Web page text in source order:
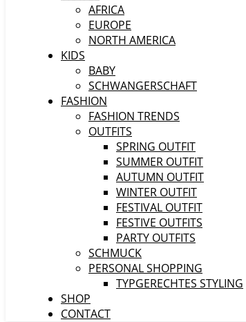
AFRICA
EUROPE
NORTH AMERICA
KIDS
BABY
SCHWANGERSCHAFT
FASHION
FASHION TRENDS
OUTFITS
SPRING OUTFIT
SUMMER OUTFIT
AUTUMN OUTFIT
WINTER OUTFIT
FESTIVAL OUTFIT
FESTIVE OUTFITS
PARTY OUTFITS
SCHMUCK
PERSONAL SHOPPING
TYPGERECHTES STYLING
SHOP
CONTACT